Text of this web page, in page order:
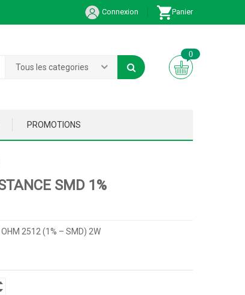
Connexion Panier
Tous les categories
0
PROMOTIONS
SMD 1%
2512 (1% – SMD) 2W